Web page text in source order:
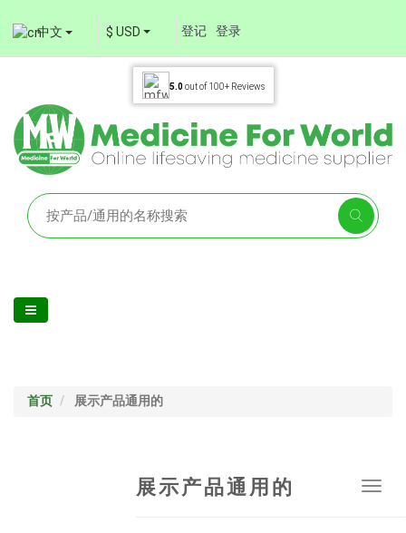
中文 $ USD 登记 登录
5.0out of 100+ Reviews
首页 展示产品通用的
展示产品通用的